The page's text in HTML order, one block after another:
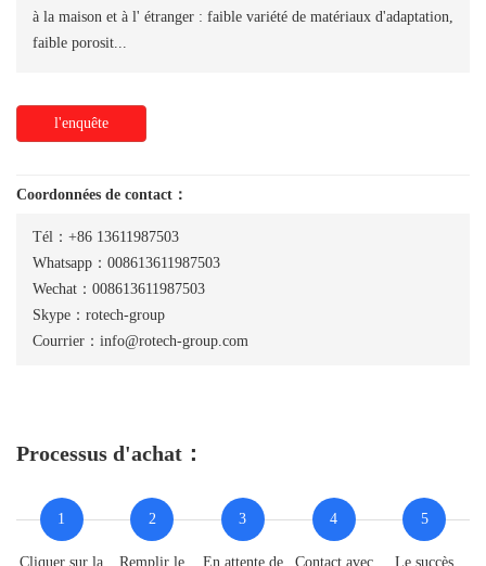
à la maison et à l' étranger : faible variété de matériaux d'adaptation,
faible porosit...
l'enquête
Coordonnées de contact：
Tél：+86 13611987503
Whatsapp：008613611987503
Wechat：008613611987503
Skype：rotech-group
Courrier：info@rotech-group.com
Processus d'achat：
1
Cliquer sur la
2
Remplir le
3
En attente de
4
Contact avec
5
Le succès